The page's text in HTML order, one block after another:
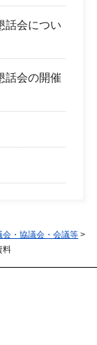
会につい
会の開催
会・協議会・会議等 >
料